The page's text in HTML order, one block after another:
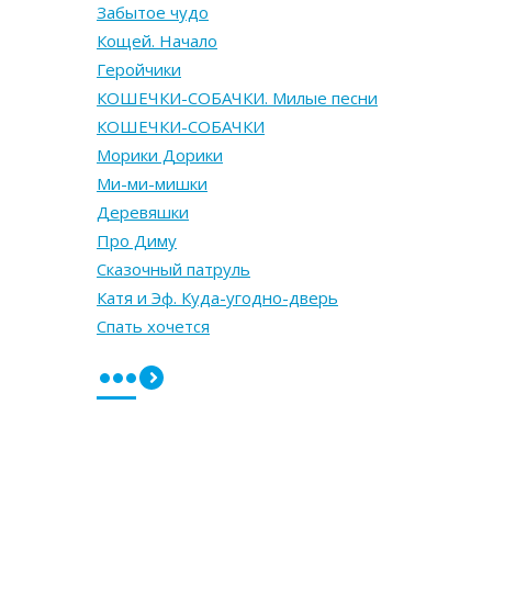
Забытое чудо
Кощей. Начало
Геройчики
КОШЕЧКИ-СОБАЧКИ. Милые песни
КОШЕЧКИ-СОБАЧКИ
Морики Дорики
Ми-ми-мишки
Деревяшки
Про Диму
Сказочный патруль
Катя и Эф. Куда-угодно-дверь
Спать хочется
•••